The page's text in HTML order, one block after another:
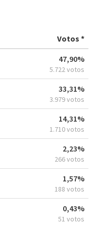
Votos *
47,90%
5.722 votos
33,31%
3.979 votos
14,31%
1.710 votos
2,23%
266 votos
1,57%
188 votos
0,43%
51 votos